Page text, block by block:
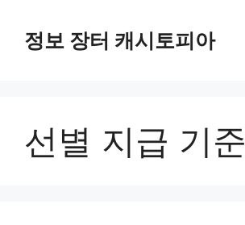
content정보 장터 캐시토피아
선별 지급 기준